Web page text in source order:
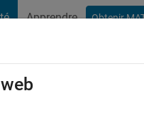
Apprendre Obtenir